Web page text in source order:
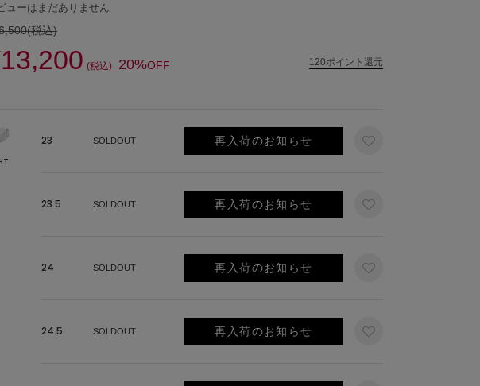
ューはまだありません
(税込)
(税込) 20%OFF 120ポイント還元
23 SOLDOUT 再入荷のお知らせ
23.5 SOLDOUT 再入荷のお知らせ
24 SOLDOUT 再入荷のお知らせ
24.5 SOLDOUT 再入荷のお知らせ